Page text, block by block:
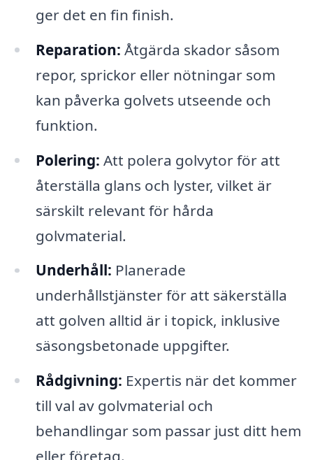
ger det en fin finish.
Reparation: Åtgärda skador såsom
repor, sprickor eller nötningar som
kan påverka golvets utseende och
funktion.
Polering: Att polera golvytor för att
återställa glans och lyster, vilket är
särskilt relevant för hårda
golvmaterial.
Underhåll: Planerade
underhållstjänster för att säkerställa
att golven alltid är i topick, inklusive
säsongsbetonade uppgifter.
Rådgivning: Expertis när det kommer
till val av golvmaterial och
behandlingar som passar just ditt hem
eller företag.